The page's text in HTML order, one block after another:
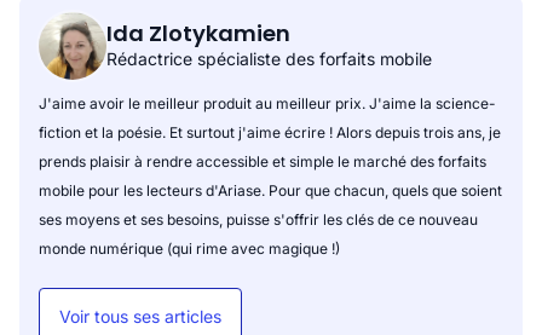
Ida Zlotykamien
Rédactrice spécialiste des forfaits mobile
J'aime avoir le meilleur produit au meilleur prix. J'aime la science-
fiction et la poésie. Et surtout j'aime écrire ! Alors depuis trois ans, je
prends plaisir à rendre accessible et simple le marché des forfaits
mobile pour les lecteurs d'Ariase. Pour que chacun, quels que soient
ses moyens et ses besoins, puisse s'offrir les clés de ce nouveau
monde numérique (qui rime avec magique !)
Voir tous ses articles